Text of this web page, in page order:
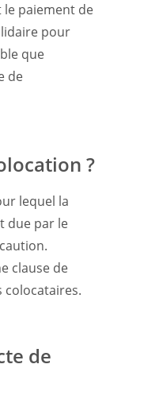
paiement de
pour
que
de
?
lequel la
due par le
clause de
colocataires.
de